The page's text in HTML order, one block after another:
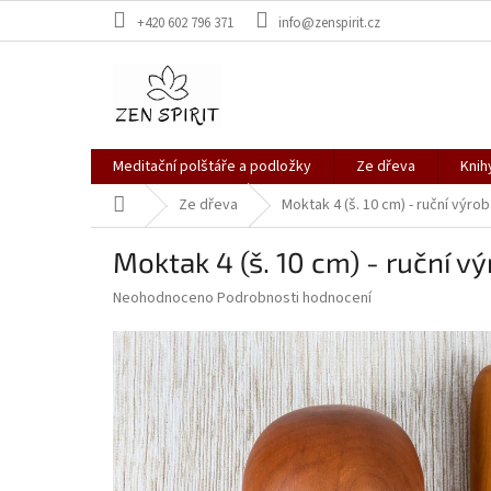
+420 602 796 371 info@zenspirit.cz
Meditační polštáře a podložky Ze dřeva
Domů Ze dřeva Moktak 4 (š. 10 cm) - ruční
Moktak 4 (š. 10 cm) - ruční
Průměrné
produktu
je
0,0
5
hvězdiček.
Neohodnoceno Podrobnosti hodnocení